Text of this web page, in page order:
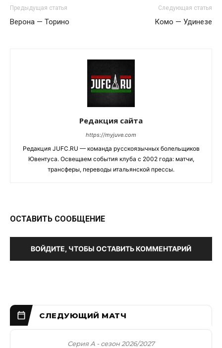
Предыдущая статья
Верона — Торино
Следующая статья
Комо — Удинезе
Редакция сайта
https://myjuve.com
Редакция JUFC.RU — команда русскоязычных болельщиков
Ювентуса. Освещаем события клуба с 2002 года: матчи,
трансферы, переводы итальянской прессы.
ОСТАВИТЬ СООБЩЕНИЕ
ВОЙДИТЕ, ЧТОБЫ ОСТАВИТЬ КОММЕНТАРИЙ
Серия А - сезон 2026/2027